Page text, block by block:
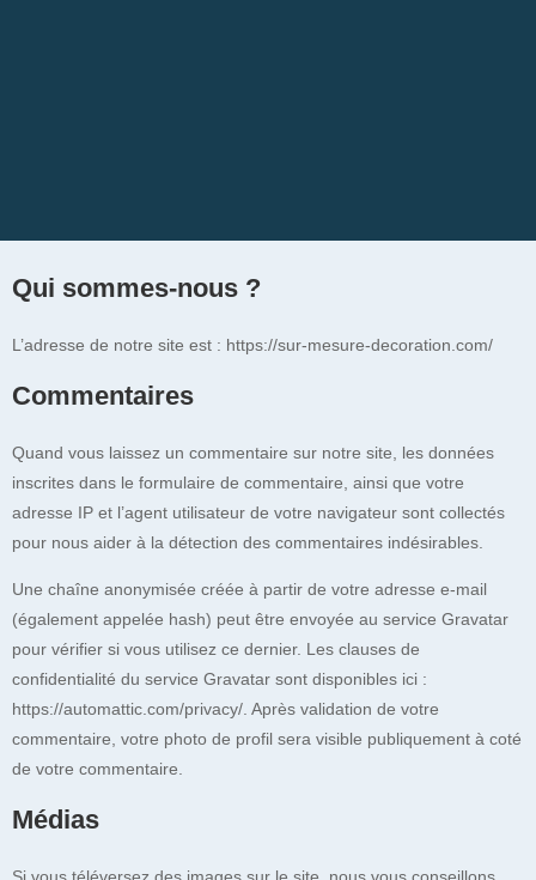
Qui sommes-nous ?
L’adresse de notre site est : https://sur-mesure-decoration.com/
Commentaires
Quand vous laissez un commentaire sur notre site, les données
inscrites dans le formulaire de commentaire, ainsi que votre
adresse IP et l’agent utilisateur de votre navigateur sont collectés
pour nous aider à la détection des commentaires indésirables.
Une chaîne anonymisée créée à partir de votre adresse e-mail
(également appelée hash) peut être envoyée au service Gravatar
pour vérifier si vous utilisez ce dernier. Les clauses de
confidentialité du service Gravatar sont disponibles ici :
https://automattic.com/privacy/. Après validation de votre
commentaire, votre photo de profil sera visible publiquement à coté
de votre commentaire.
Médias